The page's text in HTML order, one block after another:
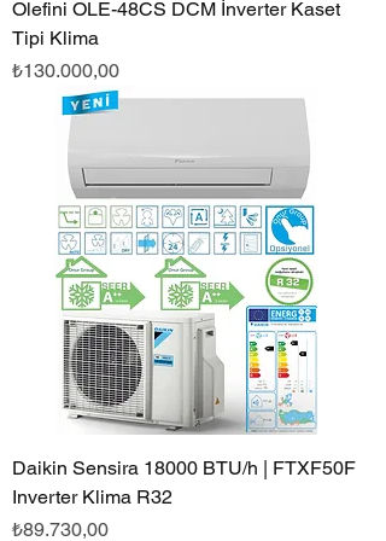
Olefini OLE-48CS DCM İnverter Kaset
Tipi Klima
Fiyat
₺130.000,00
Daikin Sensira 18000 BTU/h | FTXF50F
Inverter Klima R32
Fiyat
₺89.730,00